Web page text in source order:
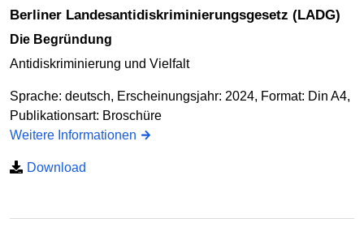
Berliner Landesantidiskriminierungsgesetz (LADG)
Die Begründung
Antidiskriminierung und Vielfalt
Sprache: deutsch, Erscheinungsjahr: 2024, Format: Din A4,
Publikationsart: Broschüre
Weitere Informationen
Download